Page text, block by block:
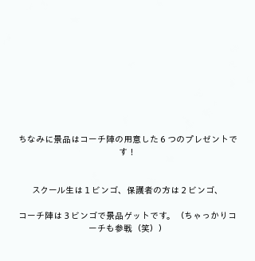
ちなみに景品はコーチ陣の用意した６つのプレゼントで
す！
スクール生は１ビンゴ、保護者の方は２ビンゴ、
コーチ陣は３ビンゴで景品ゲットです。（ちゃっかりコ
ーチも参戦（笑））